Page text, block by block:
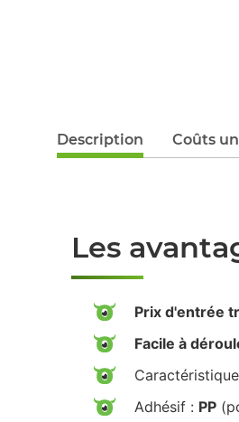
Description Coûts
Les
Prix d'entrée
Facile à
Adhésif : PP